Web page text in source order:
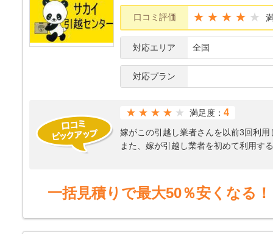
口コミ評価 ★★★★
対応エリア 全国
対応プラン
★★★★ 満足度： 4
嫁がこの引越し業者さんを以前3回利
また、嫁が引越し業者を初めて利用す
し業者に引き下がるように説得して
アコンの取り付け、室外機の取り付
一括見積りで最大50％安くなる！